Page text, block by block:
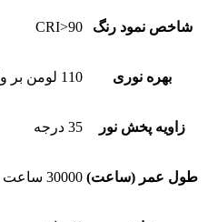
شاخص نمود رنگ CRI>90
بهره نوری 110 لومن بر وات
زاویه پخش نور 35 درجه
طول عمر (ساعت) 30000 ساعت